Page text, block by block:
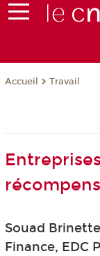
Accueil Travail
Souad
Finance, EDC